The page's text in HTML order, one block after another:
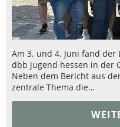
Am 3. und 4. Juni fand der
dbb jugend hessen in der
Neben dem Bericht aus
zentrale Thema die…